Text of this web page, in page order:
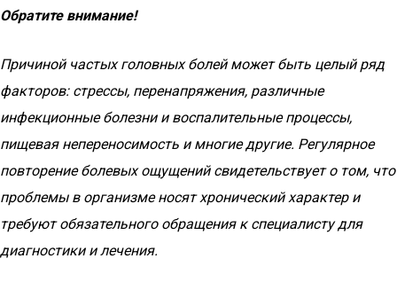
Обратите внимание!
Причиной частых головных болей может быть целый ряд
факторов: стрессы, перенапряжения, различные
инфекционные болезни и воспалительные процессы,
пищевая непереносимость и многие другие. Регулярное
повторение болевых ощущений свидетельствует о том, что
проблемы в организме носят хронический характер и
требуют обязательного обращения к специалисту для
диагностики и лечения.